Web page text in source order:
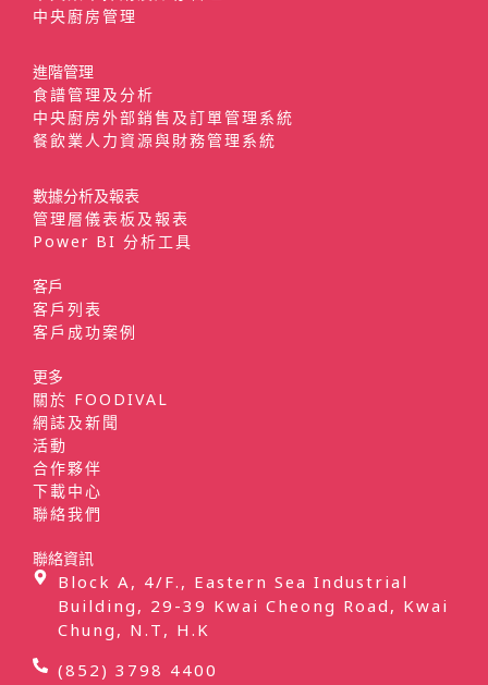
中央廚房管理
進階管理
食譜管理及分析
中央廚房外部銷售及訂單管理系統
餐飲業人力資源與財務管理系統
數據分析及報表
管理層儀表板及報表
Power BI 分析工具
客戶
客戶列表
客戶成功案例
更多
關於 FOODIVAL
網誌及新聞
活動
合作夥伴
下載中心
聯絡我們
聯絡資訊
Block A, 4/F., Eastern Sea Industrial
Building, 29-39 Kwai Cheong Road, Kwai
Chung, N.T, H.K
(852) 3798 4400